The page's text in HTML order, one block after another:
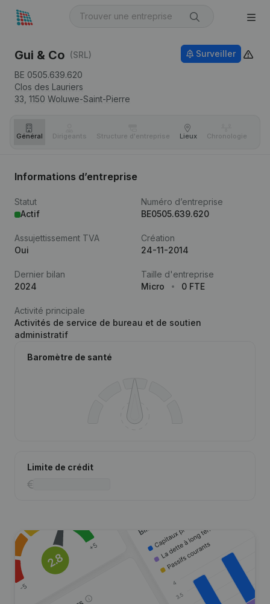
Gui & Co (SRL)
BE 0505.639.620
Clos des Lauriers
33, 1150 Woluwe-Saint-Pierre
Surveiller
Général Dirigeants Structure d'entreprise Lieux Chronologie
Informations d’entreprise
Statut
Actif
Numéro d’entreprise
BE0505.639.620
Assujettissement TVA
Oui
Création
24-11-2014
Dernier bilan
2024
Taille d'entreprise
Micro
0 FTE
Activité principale
Activités de service de bureau et de soutien
administratif
Baromètre de santé
Limite de crédit